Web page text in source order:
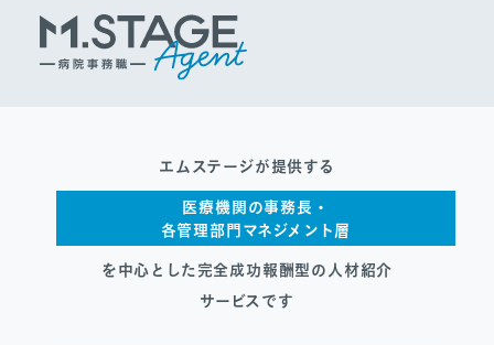
ウェルビーイング
医療人材
エムステージが提供する
医療機関の事務長・
各管理部門マネジメント層
を中心とした完全成功報酬型の人材紹介
サービスです